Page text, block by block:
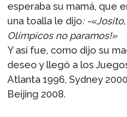
esperaba su mamá, que
una toalla le dijo: -
Olímpicos no paramos!»
Y así fue, como dijo su
deseo y llegó a los
Atlanta 1996, Sydney
Beijing 2008.